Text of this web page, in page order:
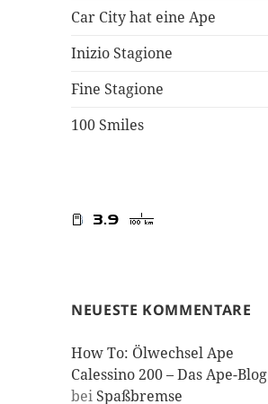
Car City hat eine Ape
Inizio Stagione
Fine Stagione
100 Smiles
NEUESTE KOMMENTARE
How To: Ölwechsel Ape
Calessino 200 – Das Ape-Blog
bei Spaßbremse